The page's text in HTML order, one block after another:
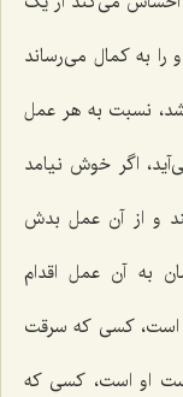
به کمال می‌رساند
نسبت به هر عمل
اگر خوش نیامد
و از آن عمل بدش
به آن عمل اقدام
است، کسی که سرقت
او است، کسی که